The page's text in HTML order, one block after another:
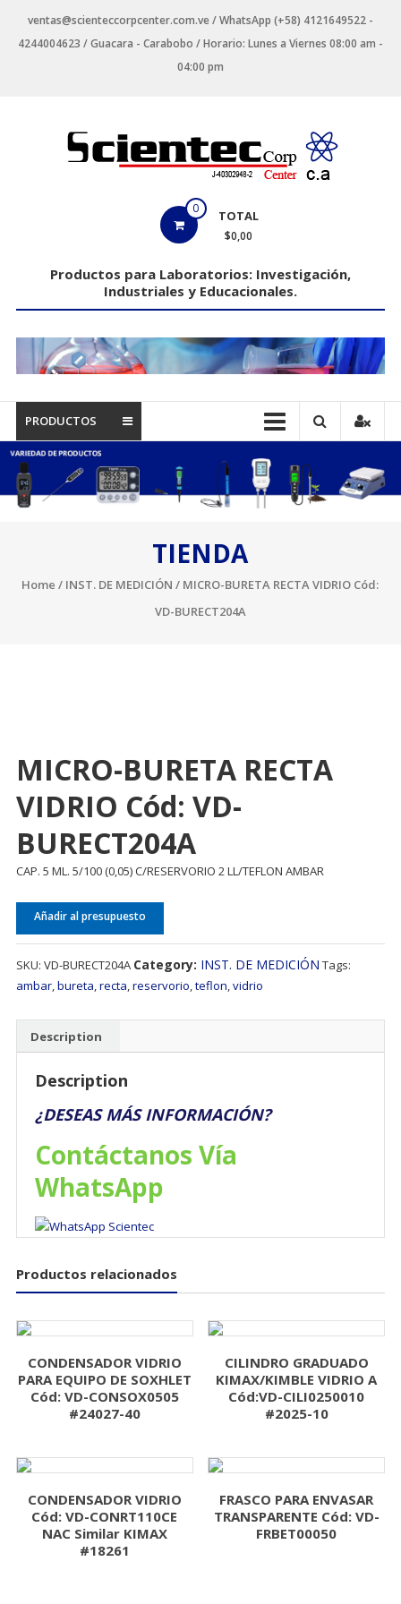
contenido
ventas@scienteccorpcenter.com.ve / WhatsApp (+58) 4121649522 -
4244004623 / Guacara - Carabobo / Horario: Lunes a Viernes 08:00 am -
04:00 pm
Laboratorios
Industriales
y
Educacionales.
0 TOTAL
$0,00
Productos para Laboratorios: Investigación,
Industriales y Educacionales.
PRODUCTOS
TIENDA
Home / INST. DE MEDICIÓN / MICRO-BURETA RECTA VIDRIO Cód:
VD-BURECT204A
MICRO-BURETA RECTA
VIDRIO Cód: VD-
BURECT204A
CAP. 5 ML. 5/100 (0,05) C/RESERVORIO 2 LL/TEFLON AMBAR
Añadir al presupuesto
SKU: VD-BURECT204A Category: INST. DE MEDICIÓN Tags:
ambar,bureta,recta,reservorio,teflon,vidrio
Description
Description
¿DESEAS MÁS INFORMACIÓN?
Contáctanos Vía
WhatsApp
Productos relacionados
CONDENSADOR VIDRIO
PARA EQUIPO DE SOXHLET
Cód: VD-CONSOX0505
#24027-40
CILINDRO GRADUADO
KIMAX/KIMBLE VIDRIO A
Cód:VD-CILI0250010
#2025-10
CONDENSADOR VIDRIO
Cód: VD-CONRT110CE
NAC Similar KIMAX
#18261
FRASCO PARA ENVASAR
TRANSPARENTE Cód: VD-
FRBET00050